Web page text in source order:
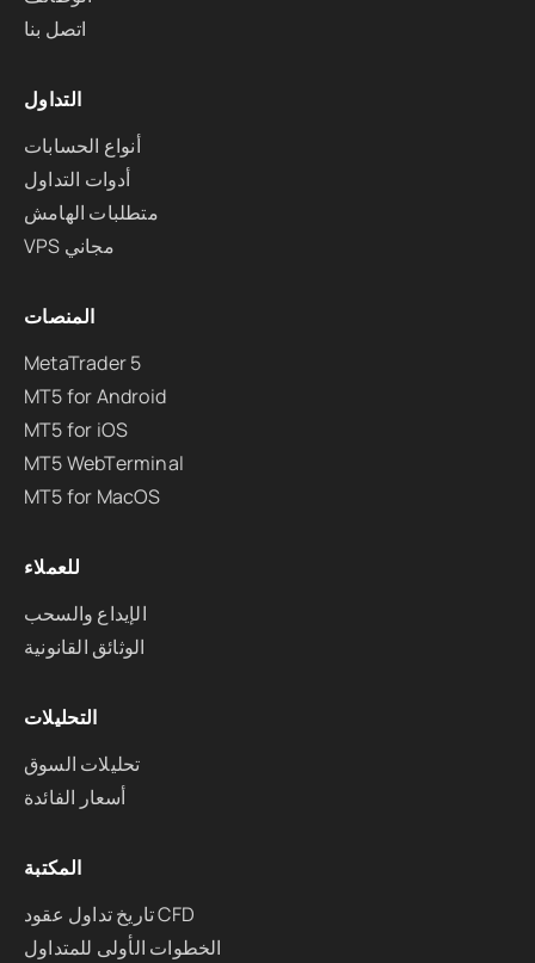
اتصل بنا
التداول
أنواع الحسابات
أدوات التداول
متطلبات الهامش
VPS مجاني
المنصات
MetaTrader 5
MT5 for Android
MT5 for iOS
MT5 WebTerminal
MT5 for MacOS
للعملاء
الإيداع والسحب
الوثائق القانونية
التحليلات
تحليلات السوق
أسعار الفائدة
المكتبة
تاريخ تداول عقود CFD
الخطوات الأولى للمتداول